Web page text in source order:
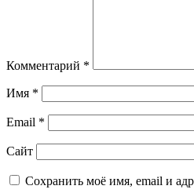
Комментарий *
Имя *
Email *
Сайт
Сохранить моё имя, email и